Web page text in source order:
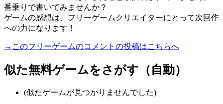
番乗りで書いてみませんか？
ゲームの感想は、フリーゲームクリエイターにとって次回作
への力になります！
→このフリーゲームのコメントの投稿はこちらへ
似た無料ゲームをさがす（自動）
(似たゲームが見つかりませんでした)